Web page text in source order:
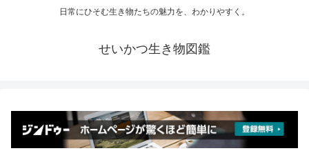
日常にひそむ生き物たちの魅力を、わかりやすく。
せいかつ生き物図鑑